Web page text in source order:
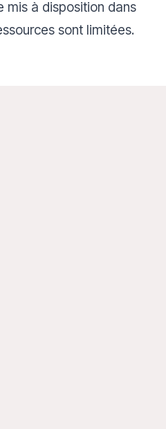
mis à disposition dans
sont limitées.